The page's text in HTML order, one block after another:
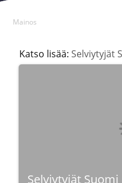
Mainos
Katso lisää: Selviytyjät
Selviytyjät Suomi